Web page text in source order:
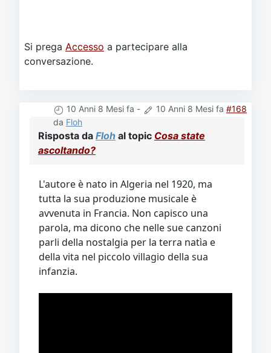
Si prega Accesso a partecipare alla
conversazione.
10 Anni 8 Mesi fa - 10 Anni 8 Mesi fa #168
da Floh
Risposta da Floh al topic Cosa state
ascoltando?
L'autore è nato in Algeria nel 1920, ma
tutta la sua produzione musicale è
avvenuta in Francia. Non capisco una
parola, ma dicono che nelle sue canzoni
parli della nostalgia per la terra natìa e
della vita nel piccolo villagio della sua
infanzia.